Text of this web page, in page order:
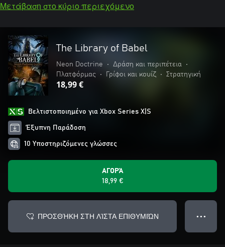
Μετάβαση στο κύριο περιεχόμενο
The Library of Babel
Neon Doctrine • Δράση και περιπέτεια
•
Πλατφόρμας
• Γρίφοι και κουίζ • Στρατηγική
18,99 €
Βελτιστοποιημένο για Xbox Series X|S
Έξυπνη Παράδοση
10 Υποστηριζόμενες γλώσσες
ΑΓΟΡΆ
18,99 €
ΠΡΟΣΘΉΚΗ ΣΤΗ ΛΊΣΤΑ ΕΠΙΘΥΜΙΏΝ ● ● ●